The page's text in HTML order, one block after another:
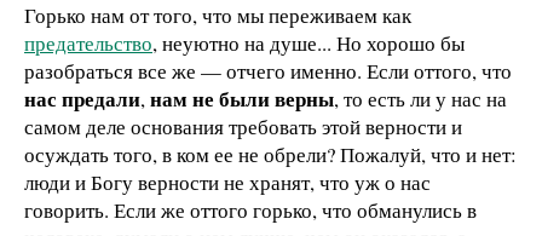
Горько нам от того, что мы переживаем как
предательство, неуютно на душе... Но хорошо бы
разобраться все же — отчего именно. Если оттого, что
нас предали,нам не были верны, то есть ли у нас на
самом деле основания требовать этой верности и
осуждать того, в ком ее не обрели? Пожалуй, что и нет:
люди и Богу верности не хранят, что уж о нас
говорить. Если же оттого горько, что обманулись в